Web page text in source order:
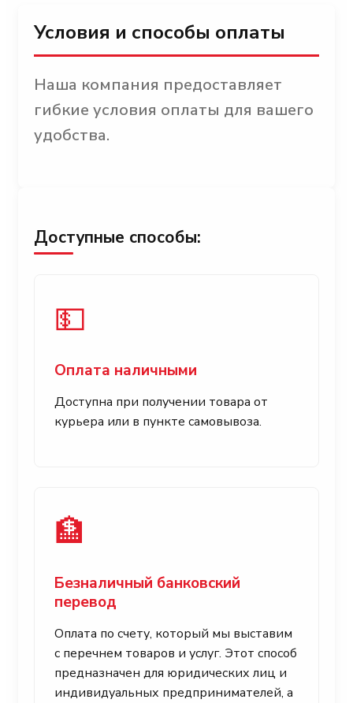
Условия и способы оплаты
Наша компания предоставляет
гибкие условия оплаты для вашего
удобства.
Доступные способы:
💵
Оплата наличными
Доступна при получении товара от
курьера или в пункте самовывоза.
🏦
Безналичный банковский
перевод
Оплата по счету, который мы выставим
с перечнем товаров и услуг. Этот способ
предназначен для юридических лиц и
индивидуальных предпринимателей, а